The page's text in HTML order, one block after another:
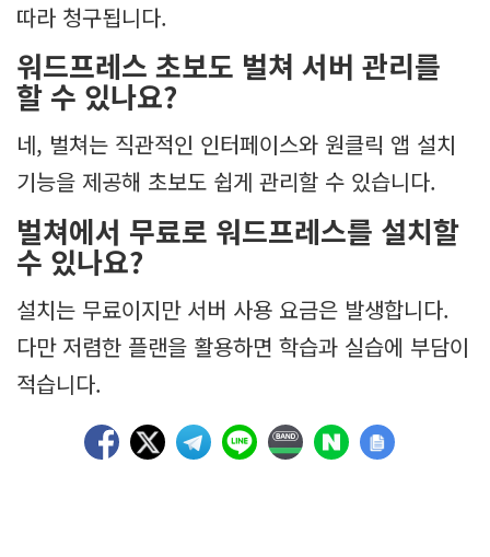
따라 청구됩니다.
워드프레스 초보도 벌쳐 서버 관리를
할 수 있나요?
네, 벌쳐는 직관적인 인터페이스와 원클릭 앱 설치
기능을 제공해 초보도 쉽게 관리할 수 있습니다.
벌쳐에서 무료로 워드프레스를 설치할
수 있나요?
설치는 무료이지만 서버 사용 요금은 발생합니다.
다만 저렴한 플랜을 활용하면 학습과 실습에 부담이
적습니다.